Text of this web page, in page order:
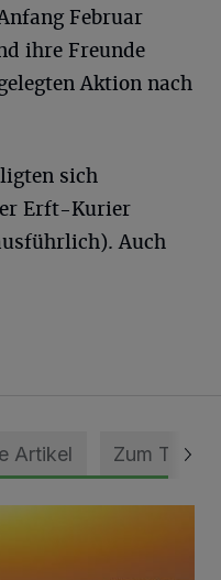
Februar
ihre Freunde
Aktion nach
sich
Erft-Kurier
Auch
Artikel Zum Thema
gesucht